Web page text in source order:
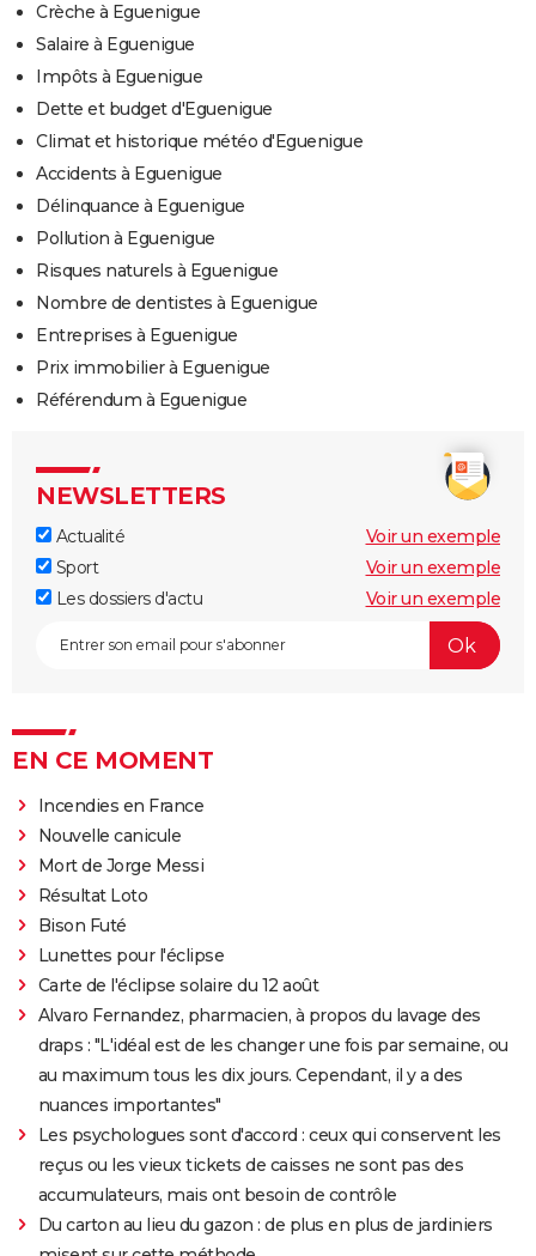
Crèche à Eguenigue
Salaire à Eguenigue
Impôts à Eguenigue
Dette et budget d'Eguenigue
Climat et historique météo d'Eguenigue
Accidents à Eguenigue
Délinquance à Eguenigue
Pollution à Eguenigue
Risques naturels à Eguenigue
Nombre de dentistes à Eguenigue
Entreprises à Eguenigue
Prix immobilier à Eguenigue
Référendum à Eguenigue
NEWSLETTERS
Actualité
Voir un exemple
Sport
Voir un exemple
Les dossiers d'actu
Voir un exemple
EN CE MOMENT
Incendies en France
Nouvelle canicule
Mort de Jorge Messi
Résultat Loto
Bison Futé
Lunettes pour l'éclipse
Carte de l'éclipse solaire du 12 août
Alvaro Fernandez, pharmacien, à propos du lavage des
draps : "L'idéal est de les changer une fois par semaine, ou
au maximum tous les dix jours. Cependant, il y a des
nuances importantes"
Les psychologues sont d'accord : ceux qui conservent les
reçus ou les vieux tickets de caisses ne sont pas des
accumulateurs, mais ont besoin de contrôle
Du carton au lieu du gazon : de plus en plus de jardiniers